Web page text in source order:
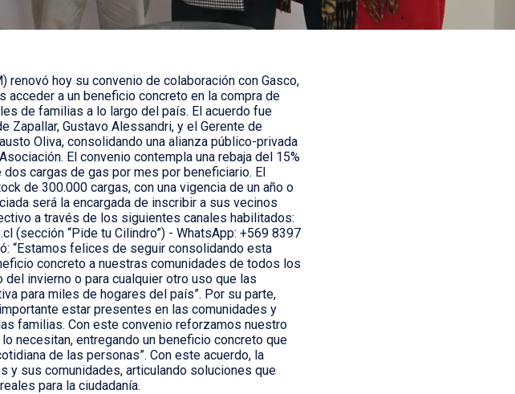
renovó hoy su convenio de colaboración con Gasco,
a un beneficio concreto en la compra de
de familias a lo largo del país. El acuerdo fue
Zapallar, Gustavo Alessandri, y el Gerente de
Oliva, consolidando una alianza público-privada
El convenio contempla una rebaja del 15%
cargas de gas por mes por beneficiario. El
de 300.000 cargas, con una vigencia de un año o
será la encargada de inscribir a sus vecinos
a través de los siguientes canales habilitados:
(sección “Pide tu Cilindro”) - WhatsApp: +569 8397
“Estamos felices de seguir consolidando esta
concreto a nuestras comunidades de todos los
invierno o para cualquier otro uso que las
para miles de hogares del país”. Por su parte,
estar presentes en las comunidades y
familias. Con este convenio reforzamos nuestro
necesitan, entregando un beneficio concreto que
de las personas”. Con este acuerdo, la
y sus comunidades, articulando soluciones que
para la ciudadanía.